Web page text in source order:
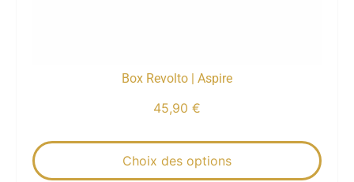
Box Revolto | Aspire
45,90 €
Choix des options